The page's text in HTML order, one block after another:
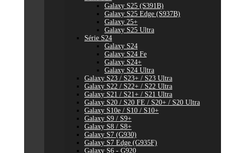
Galaxy S25 (S391B)
Galaxy S25 Edge (S937B)
Galaxy 25+
Galaxy S25 Ultra
Série S24
Galaxy S24
Galaxy S24 Fe
Galaxy S24+
Galaxy S24 Ultra
Galaxy S23 / S23+ / S23 Ultra
Galaxy S22 / S22+ / S22 Ultra
Galaxy S21 / S21+ / S21 Ultra
Galaxy S20 / S20 FE / S20+ / S20 Ultra
Galaxy S10e / S10 / S10+
Galaxy S9 / S9+
Galaxy S8 / S8+
Galaxy S7 (G930)
Galaxy S7 Edge (G935F)
Galaxy S6 - G920